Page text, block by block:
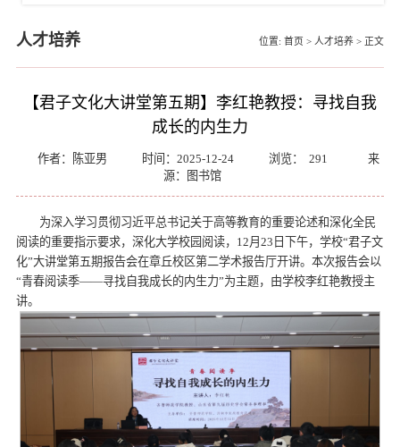
人才培养 位置: 首页 > 人才培养 > 正文
【君子文化大讲堂第五期】李红艳教授：寻找自我
成长的内生力
作者：陈亚男 时间：2025-12-24 浏览： 291
来
源：图书馆
为深入学习贯彻习近平总书记关于高等教育的重要论述和深化全民
阅读的重要指示要求，深化大学校园阅读，12月23日下午，学校“君子文
化”大讲堂第五期报告会在章丘校区第二学术报告厅开讲。本次报告会以
“青春阅读季——寻找自我成长的内生力”为主题，由学校李红艳教授主
讲。